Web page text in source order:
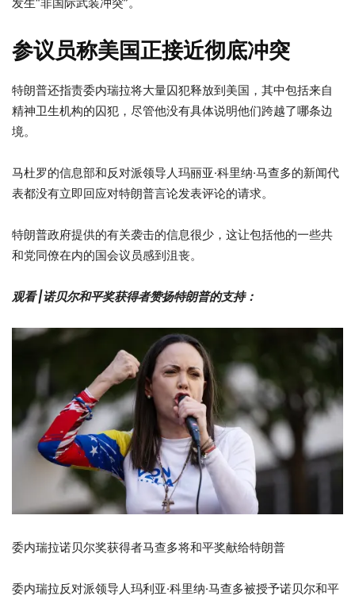
参议员称美国正接近彻底冲突
特朗普还指责委内瑞拉将大量囚犯释放到美国，其中包括来自
精神卫生机构的囚犯，尽管他没有具体说明他们跨越了哪条边
境。
马杜罗的信息部和反对派领导人玛丽亚·科里纳·马查多的新闻代
表都没有立即回应对特朗普言论发表评论的请求。
特朗普政府提供的有关袭击的信息很少，这让包括他的一些共
和党同僚在内的国会议员感到沮丧。
观看 |诺贝尔和平奖获得者赞扬特朗普的支持：
委内瑞拉诺贝尔奖获得者马查多将和平奖献给特朗普
委内瑞拉反对派领导人玛利亚·科里纳·马查多被授予诺贝尔和平